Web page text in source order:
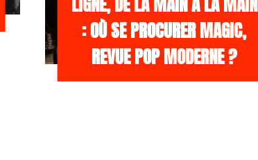
: OÙ SE PROCURER MAGIC,
REVUE POP MODERNE ?